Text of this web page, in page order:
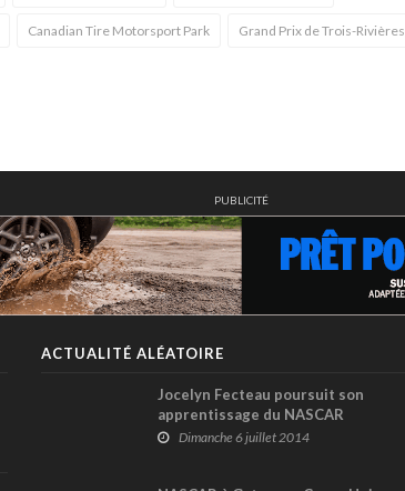
Canadian Tire Motorsport Park Grand Prix de Trois-Rivières
PUBLICITÉ
ACTUALITÉ ALÉATOIRE
Jocelyn Fecteau poursuit son
apprentissage du NASCAR
Dimanche 6 juillet 2014